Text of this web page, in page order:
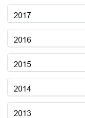
2017
2016
2015
2014
2013